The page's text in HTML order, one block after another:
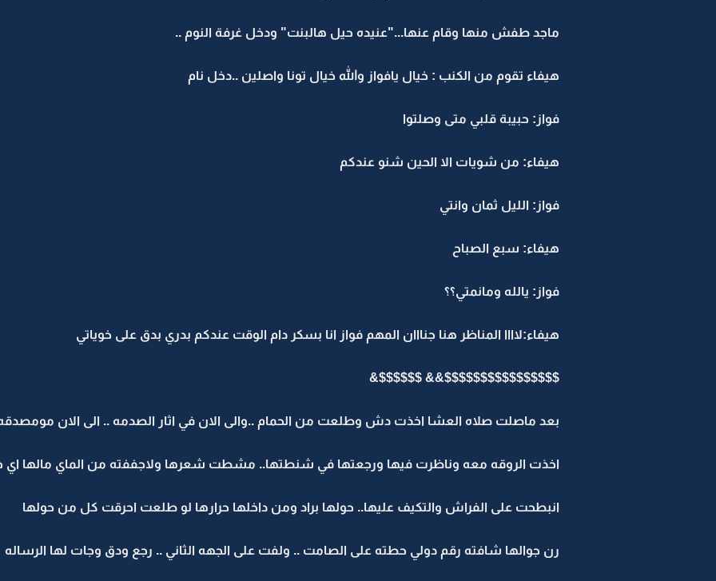
ماجد طفش منها وقام عنها..."عنيده حيل هالبنت" ودخل غرفة النوم ..
هيفاء تقوم من الكنب : خيال يافواز والله خيال تونا واصلين ..دخل نام
فواز: حبيبة قلبي متى وصلتوا
هيفاء: من شويات الا الحين شنو عندكم
فواز: الليل ثمان وانتي
هيفاء: سبع الصباح
فواز: يالله ومانمتي؟؟
هيفاء:لاااا المناظر هنا جنااان المهم فواز انا بسكر دام الوقت عندكم بدري بدق على خوياتي
$$$$$$$$$$$$$$$$&& $$$$$$&
بعد ماصلت صلاه العشا اخذت دش وطلعت من الحمام ..والى الان في اثار الصدمه .. الى الان
اخذت الروقه معه وناظرت فيها ورجعتها في شنطتها.. مشطت شعرها ولاجففته من الماي مالها
انبطحت على الفراش والتكيف عليها.. حولها براد ومن داخلها حرارها لو طلعت احرقت كل من حولها
رن جوالها شافته رقم دولي حطته على الصامت .. ولفت على الجهه الثاني .. رجع ودق وجات لها الرساله